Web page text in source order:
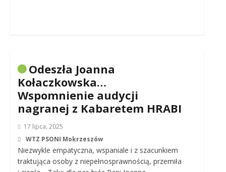
Odeszła Joanna
Kołaczkowska…
Wspomnienie audycji
nagranej z Kabaretem HRABI
17 lipca, 2025
WTZ PSONI Mokrzeszów
Niezwykle empatyczna, wspaniale i z szacunkiem
traktująca osoby z niepełnosprawnością, przemiła